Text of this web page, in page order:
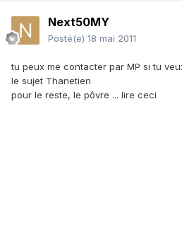
Next50MY
Posté(e) 18 mai 2011
tu peux me contacter par MP si tu
le sujet Thanetien
pour le reste, le pôvre ... lire ceci